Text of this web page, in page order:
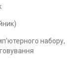
набору,